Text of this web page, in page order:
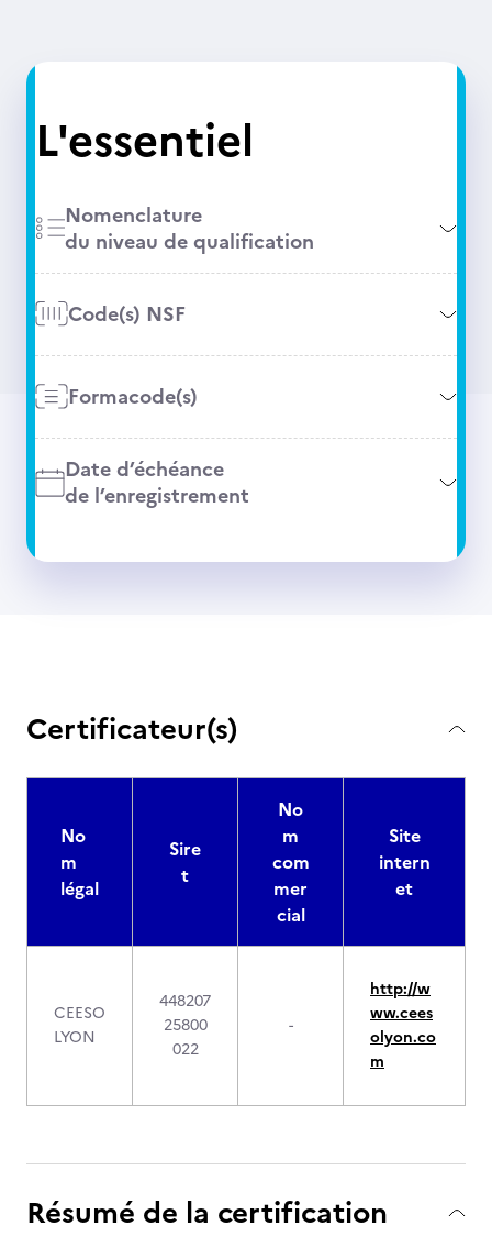
L'essentiel
Nomenclature
du niveau de qualification
Code(s) NSF
Formacode(s)
Date d’échéance
de l’enregistrement
Certificateur(s)
No
m
légal
Sire
t
No
m
com
mer
cial
Site
intern
et
CEESO
LYON
448207
25800
022
-
http://w
ww.cees
olyon.co
m
Résumé de la certification